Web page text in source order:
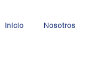
Inicio Nosotros